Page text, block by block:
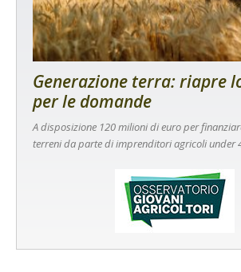
Generazione terra: riapre
per le domande
A disposizione 120 milioni di euro per
terreni da parte di imprenditori agricoli under